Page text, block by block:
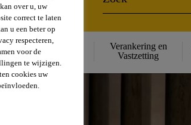
Structurele
Versterking
Verankering en
Vastzetting
over u, uw
correct te laten
u een beter op
respecteren,
voor de
te wijzigen.
cookies uw